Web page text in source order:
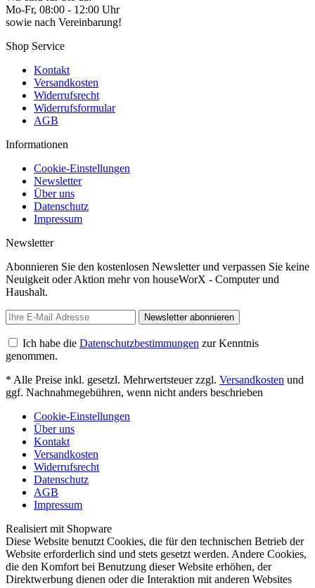
Mo-Fr, 08:00 - 12:00 Uhr
sowie nach Vereinbarung!
Shop Service
Kontakt
Versandkosten
Widerrufsrecht
Widerrufsformular
AGB
Informationen
Cookie-Einstellungen
Newsletter
Über uns
Datenschutz
Impressum
Newsletter
Abonnieren Sie den kostenlosen Newsletter und verpassen Sie keine
Neuigkeit oder Aktion mehr von houseWorX - Computer und
Haushalt.
Newsletter abonnieren
Ich habe die Datenschutzbestimmungen zur Kenntnis
genommen.
* Alle Preise inkl. gesetzl. Mehrwertsteuer zzgl. Versandkosten und
ggf. Nachnahmegebühren, wenn nicht anders beschrieben
Cookie-Einstellungen
Über uns
Kontakt
Versandkosten
Widerrufsrecht
Datenschutz
AGB
Impressum
Realisiert mit Shopware
Diese Website benutzt Cookies, die für den technischen Betrieb der
Website erforderlich sind und stets gesetzt werden. Andere Cookies,
die den Komfort bei Benutzung dieser Website erhöhen, der
Direktwerbung dienen oder die Interaktion mit anderen Websites